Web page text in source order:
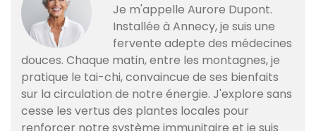
Je m'appelle Aurore Dupont.
Installée à Annecy, je suis une
fervente adepte des médecines
douces. Chaque matin, entre les montagnes, je
pratique le tai-chi, convaincue de ses bienfaits
sur la circulation de notre énergie. J'explore sans
cesse les vertus des plantes locales pour
renforcer notre système immunitaire et je suis